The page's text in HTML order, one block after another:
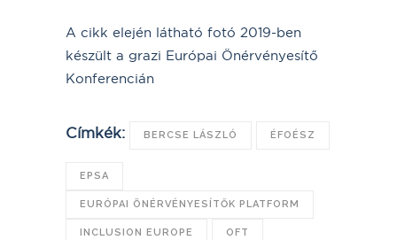
A cikk elején látható fotó 2019-ben
készült a grazi Európai Önérvényesítő
Konferencián
Címkék: BERCSE LÁSZLÓ ÉFOÉSZ
EPSA
EURÓPAI ÖNÉRVÉNYESÍTŐK PLATFORM
INCLUSION EUROPE OFT